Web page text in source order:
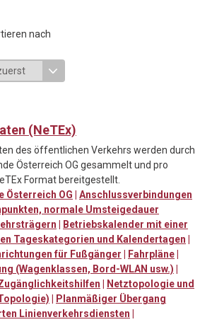
nach
(NeTEx)
des öffentlichen Verkehrs werden durch
Österreich OG gesammelt und pro
Format bereitgestellt.
Österreich OG
Anschlussverbindungen
normale Umsteigedauer
Betriebskalender mit einer
Tageskategorien und Kalendertagen
für Fußgänger Fahrpläne
(Wagenklassen, Bord-WLAN usw.)
Netztopologie und
Planmäßiger Übergang
Linienverkehrsdiensten